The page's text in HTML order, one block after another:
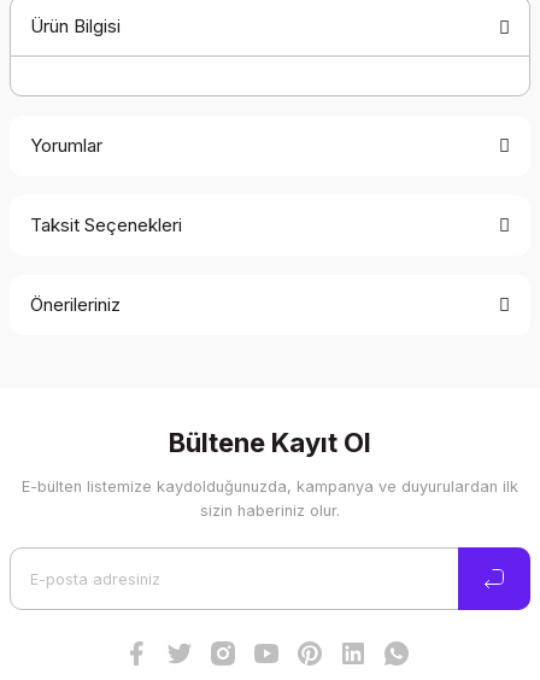
Ürün Bilgisi
Yorumlar
Taksit Seçenekleri
Önerileriniz
Görüş ve önerileriniz için teşekkür ederiz.
Ürün resmi kalitesiz, bozuk veya görüntülenemiyor.
Bültene Kayıt Ol
E-bülten listemize kaydolduğunuzda, kampanya ve duyurulardan ilk
sizin haberiniz olur.